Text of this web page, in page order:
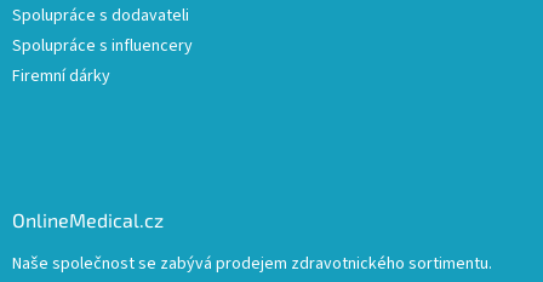
Spolupráce s dodavateli
Spolupráce s influencery
Firemní dárky
OnlineMedical.cz
Naše společnost se zabývá prodejem zdravotnického sortimentu.